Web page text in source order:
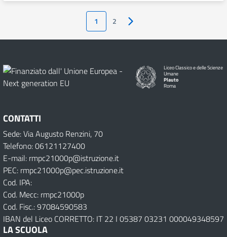
1 2 Pagina successiva
Liceo Classico e delle Scienze
Umane
Plauto
Roma
CONTATTI
Sede: Via Augusto Renzini, 70
Telefono: 06121127400
E-mail: rmpc21000p@istruzione.it
PEC: rmpc21000p@pec.istruzione.it
Cod. IPA:
Cod. Mecc: rmpc21000p
Cod. Fisc.: 97084590583
IBAN del Liceo CORRETTO: IT 22 I 05387 03231 000049348597
LA SCUOLA